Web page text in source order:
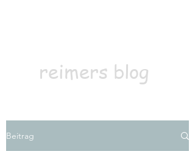
reimers blog
Beitrag